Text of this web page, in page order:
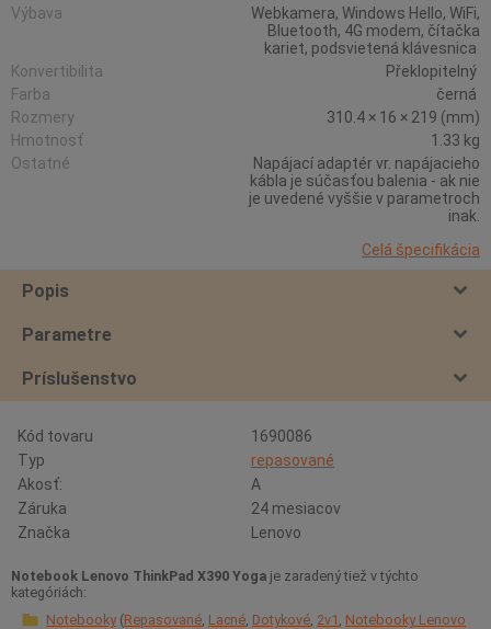
Výbava
Webkamera, Windows Hello, WiFi,
Bluetooth, 4G modem, čítačka
kariet, podsvietená klávesnica
Konvertibilita
Překlopitelný
Farba
černá
Rozmery
310.4 × 16 × 219 (mm)
Hmotnosť
1.33 kg
Ostatné
Napájací adaptér vr. napájacieho
kábla je súčasťou balenia - ak nie
je uvedené vyššie v parametroch
inak.
Celá špecifikácia
Popis
Parametre
Príslušenstvo
Kód tovaru
1690086
Typ
repasované
Akosť:
A
Záruka
24 mesiacov
Značka
Lenovo
Notebook Lenovo ThinkPad X390 Yoga je zaradený tiež v týchto
kategóriách:
Notebooky Repasované Lacné Dotykové 2v1 Notebooky Lenovo